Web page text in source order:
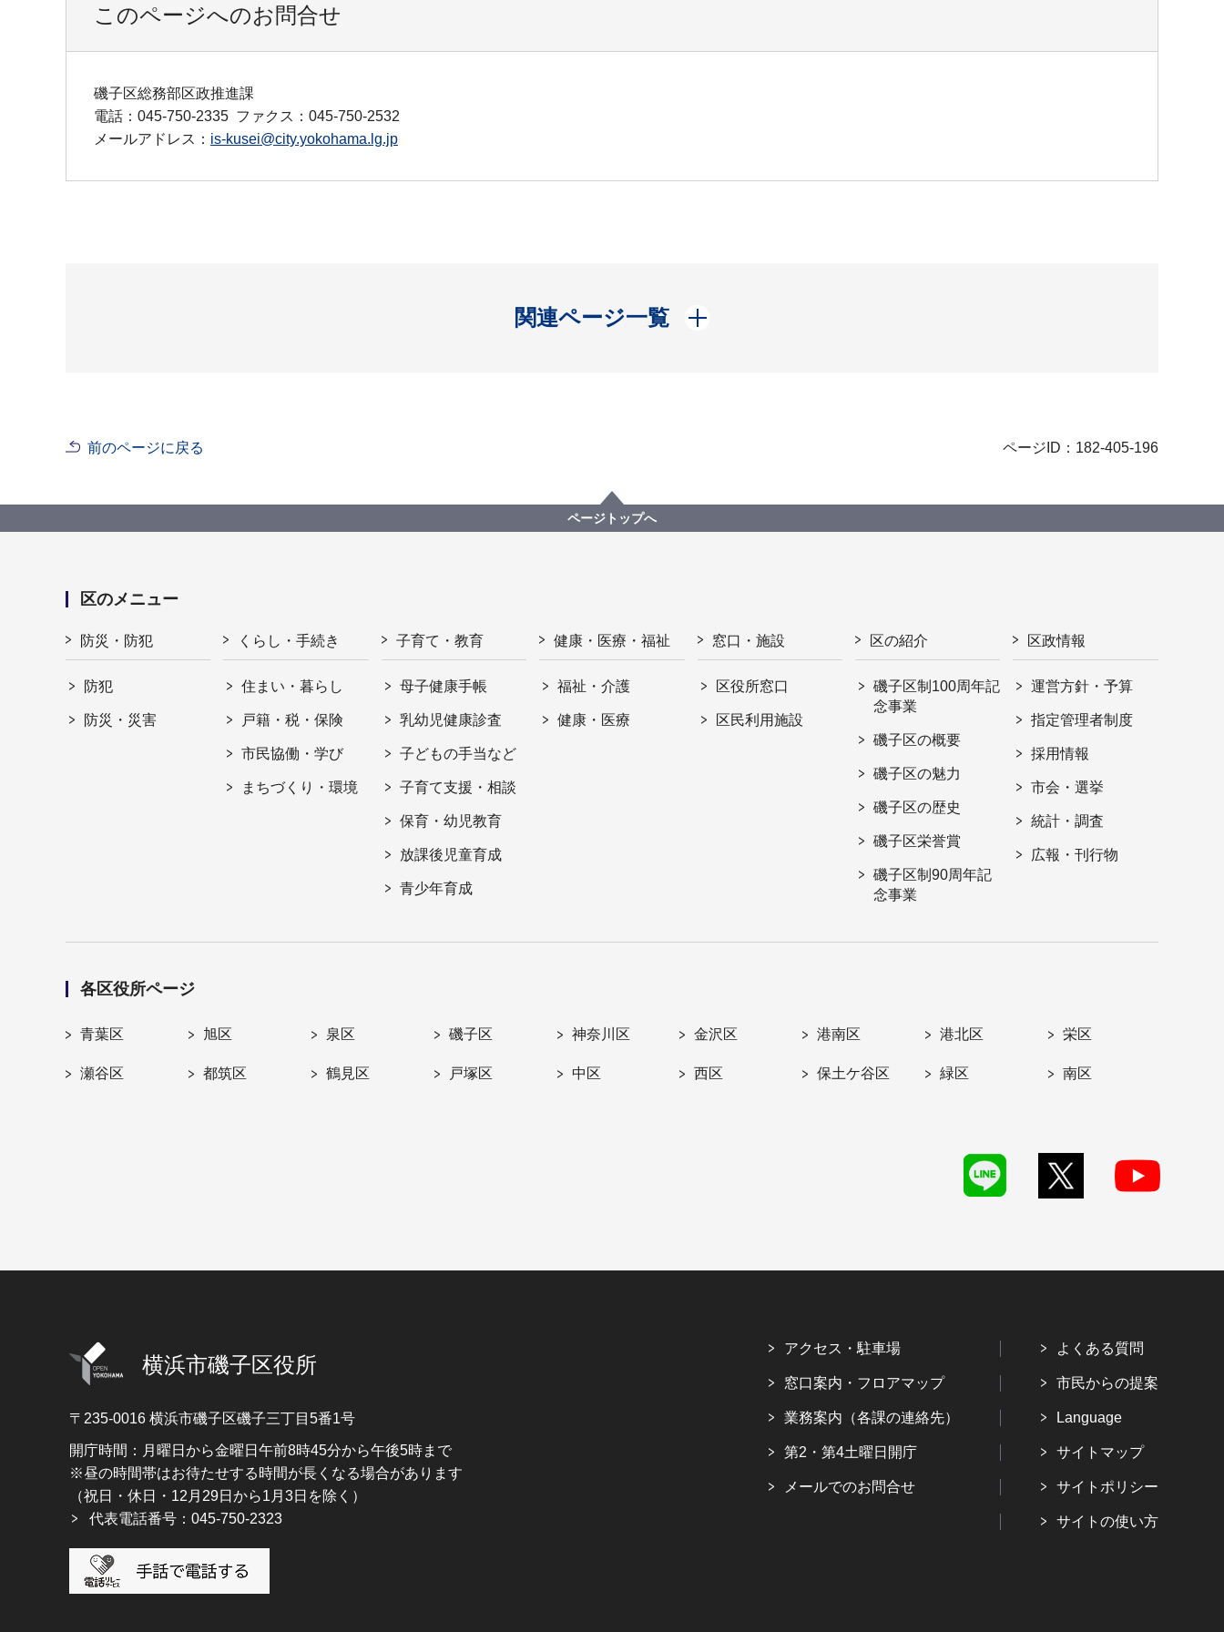
このページへのお問合せ
磯子区総務部区政推進課
電話：045-750-2335 ファクス：045-750-2532
メールアドレス： is-kusei@city.yokohama.lg.jp
関連ページ一覧
開く
前のページに戻る ページID：182-405-196
ページトップへ
区のメニュー
防災・防犯
防犯
防災・災害
くらし・手続き
住まい・暮らし
戸籍・税・保険
市民協働・学び
まちづくり・環境
子育て・教育
母子健康手帳
乳幼児健康診査
子どもの手当など
子育て支援・相談
保育・幼児教育
放課後児童育成
青少年育成
健康・医療・福祉
福祉・介護
健康・医療
窓口・施設
区役所窓口
区民利用施設
区の紹介
磯子区制100周年記
念事業
磯子区の概要
磯子区の魅力
磯子区の歴史
磯子区栄誉賞
磯子区制90周年記
念事業
区政情報
運営方針・予算
指定管理者制度
採用情報
市会・選挙
統計・調査
広報・刊行物
各区役所ページ
青葉区 旭区 泉区 磯子区 神奈川区 金沢区 港南区 港北区 栄区
瀬谷区 都筑区 鶴見区 戸塚区 中区 西区 保土ケ谷区 緑区 南区
横浜市磯子区役所
〒235-0016 横浜市磯子区磯子三丁目5番1号
開庁時間：月曜日から金曜日午前8時45分から午後5時まで
※昼の時間帯はお待たせする時間が長くなる場合があります
（祝日・休日・12月29日から1月3日を除く）
代表電話番号：045-750-2323
アクセス・駐車場
窓口案内・フロアマップ
業務案内（各課の連絡先）
第2・第4土曜日開庁
メールでのお問合せ
よくある質問
市民からの提案
Language
サイトマップ
サイトポリシー
サイトの使い方